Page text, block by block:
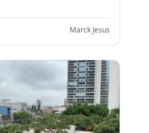
Marck Jesus